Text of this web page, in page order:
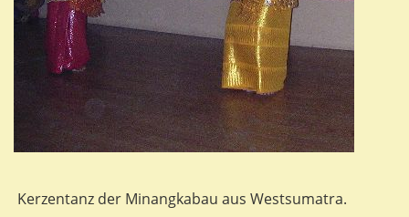
Kerzentanz der Minangkabau aus Westsumatra.